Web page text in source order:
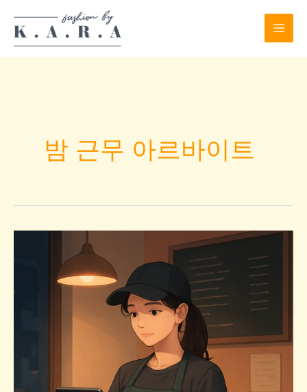
content
밤 근무 아르바이트